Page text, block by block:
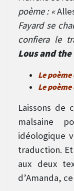
poème : «
Fayard se
confiera le
Lous and the
Le poème
Le
Laissons de
malsaine
idéologique
traduction.
aux deux
d’Amanda,